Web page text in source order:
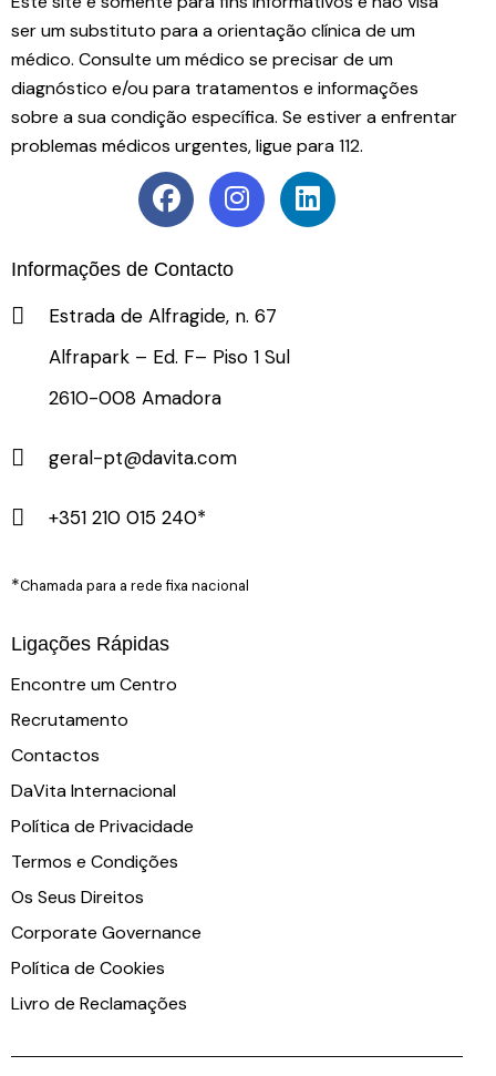
ser um substituto para a orientação clínica de um
médico. Consulte um médico se precisar de um
diagnóstico e/ou para tratamentos e informações
sobre a sua condição específica. Se estiver a enfrentar
problemas médicos urgentes, ligue para 112.
Informações de Contacto
Estrada de Alfragide, n. 67
Alfrapark – Ed. F– Piso 1 Sul
2610-008 Amadora
geral-pt@davita.com
+351 210 015 240*
*Chamada para a rede fixa nacional
Ligações Rápidas
Encontre um Centro
Recrutamento
Contactos
DaVita Internacional
Política de Privacidade
Termos e Condições
Os Seus Direitos
Corporate Governance
Política de Cookies
Livro de Reclamações